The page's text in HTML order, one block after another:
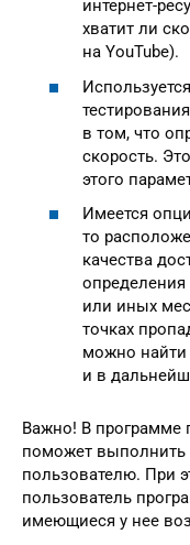
интернет-
хватит ли
на YouTube).
в том, что
скорость.
этого
Имеется
то
качества
определения
или иных
точках
можно найти
и в
Важно! В программе
поможет выполнить
пользователю. При
пользователь
имеющиеся у нее